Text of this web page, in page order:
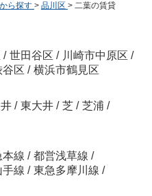
ら探す > 品川区 > 二葉の賃貸
/ 世田谷区 / 川崎市中原区 /
谷区 / 横浜市鶴見区
/ 東大井 / 芝 / 芝浦 /
本線 / 都営浅草線 /
手線 / 東急多摩川線 /